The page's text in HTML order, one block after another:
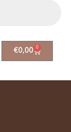
€0,00 0